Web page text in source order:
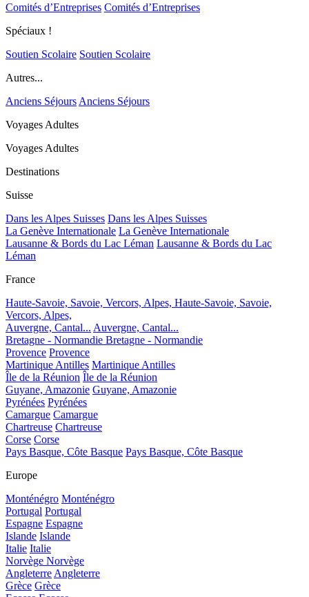
Comités d’Entreprises Comités d’Entreprises
Spéciaux !
Soutien Scolaire Soutien Scolaire
Autres...
Anciens Séjours Anciens Séjours
Voyages Adultes
Voyages Adultes
Destinations
Suisse
Dans les Alpes Suisses Dans les Alpes Suisses
La Genève Internationale La Genève Internationale
Lausanne & Bords du Lac Léman Lausanne & Bords du Lac
Léman
France
Haute-Savoie, Savoie, Vercors, Alpes, Haute-Savoie, Savoie,
Vercors, Alpes,
Auvergne, Cantal... Auvergne, Cantal...
Bretagne - Normandie Bretagne - Normandie
Provence Provence
Martinique Antilles Martinique Antilles
Île de la Réunion Île de la Réunion
Guyane, Amazonie Guyane, Amazonie
Pyrénées Pyrénées
Camargue Camargue
Chartreuse Chartreuse
Corse Corse
Pays Basque, Côte Basque Pays Basque, Côte Basque
Europe
Monténégro Monténégro
Portugal Portugal
Espagne Espagne
Islande Islande
Italie Italie
Norvège Norvège
Angleterre Angleterre
Grèce Grèce